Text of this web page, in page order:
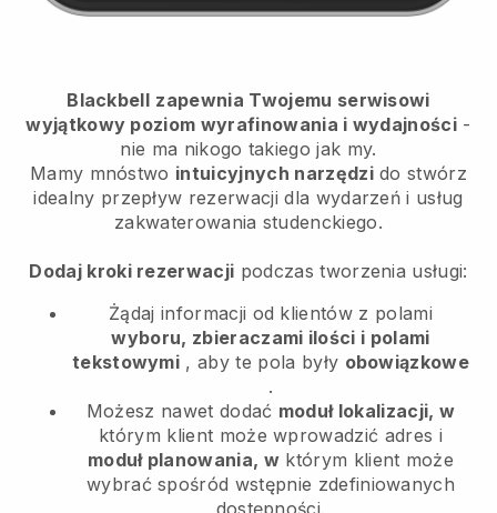
Blackbell zapewnia Twojemu serwisowi
wyjątkowy poziom wyrafinowania i wydajności -
nie ma nikogo takiego jak my.
Mamy mnóstwo intuicyjnych narzędzidostwórz
idealny przepływ rezerwacji dla wydarzeń i usług
zakwaterowania studenckiego.
Dodaj kroki rezerwacji podczas tworzenia usługi:
Żądaj informacji od klientów z polami
wyboru, zbieraczami ilości i polami
tekstowymi , aby te pola były obowiązkowe
.
Możesz nawet dodać moduł lokalizacji, w
którym klient może wprowadzić adres i
moduł planowania, w którym klient może
wybrać spośród wstępnie zdefiniowanych
dostępności.